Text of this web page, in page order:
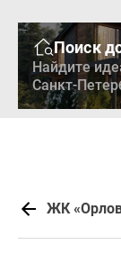
Поиск
Найдите
Санкт-
ЖК